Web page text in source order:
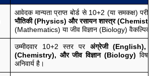
आवेदक मान्यता प्राप्त बोर्ड से 10+2 (या समकक्ष)
भौतिकी (Physics) और रसायन शास्त्र
(Mathematics) या जीव विज्ञान (Biology)
उम्मीदवार 10+2 स्तर पर अंग्रेजी (English),
(Chemistry), और जीव विज्ञान (Biology)
अनिवार्य है।